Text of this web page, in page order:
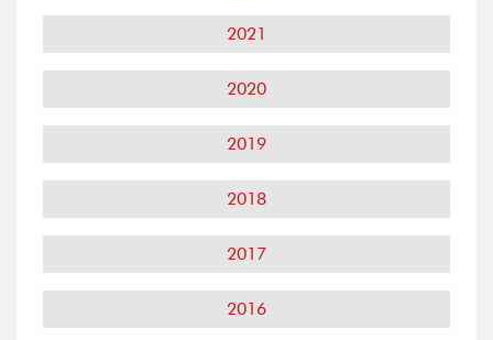
2021
2020
2019
2018
2017
2016